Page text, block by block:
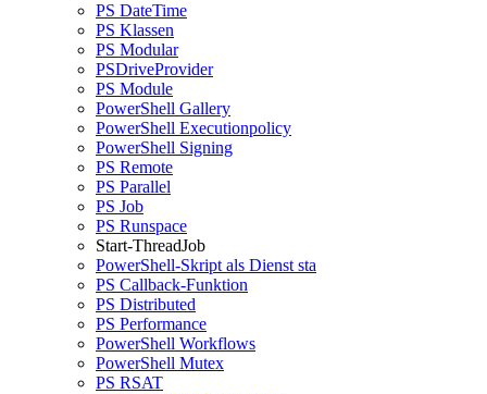
PS DateTime
PS Klassen
PS Modular
PSDriveProvider
PS Module
PowerShell Gallery
PowerShell Executionpolicy
PowerShell Signing
PS Remote
PS Parallel
PS Job
PS Runspace
Start-ThreadJob
PowerShell-Skript als Dienst sta
PS Callback-Funktion
PS Distributed
PS Performance
PowerShell Workflows
PowerShell Mutex
PS RSAT